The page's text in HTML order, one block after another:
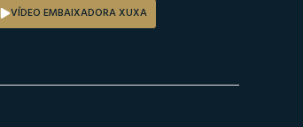
VÍDEO EMBAIXADORA XUXA